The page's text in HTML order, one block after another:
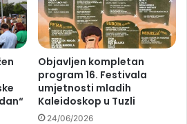
Objavljen kompletan
program 16. Festivala
umjetnosti mladih
Kaleidoskop u Tuzli
24/06/2026